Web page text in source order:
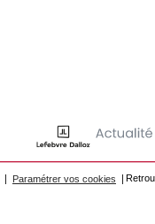
Paramétrer vos cookies